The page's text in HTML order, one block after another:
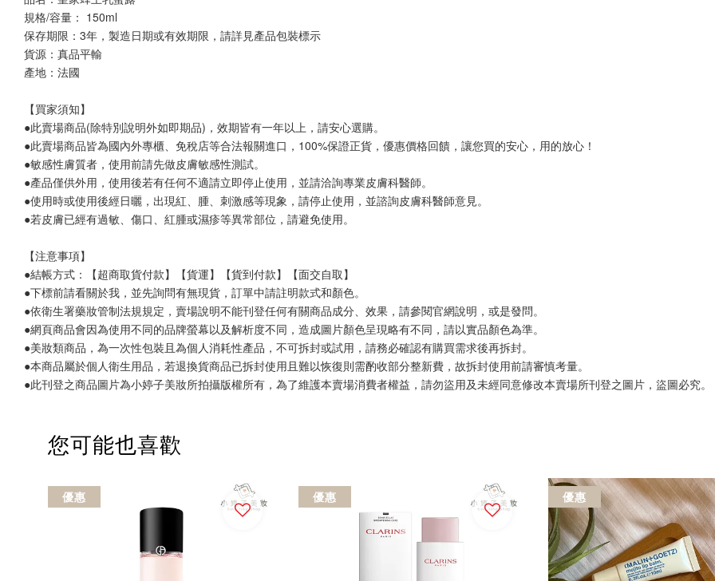
規格/容量： 150ml
保存期限：3年，製造日期或有效期限，請詳見產品包裝標示
貨源：真品平輸
產地：法國
【買家須知】
●此賣場商品(除特別說明外如即期品)，效期皆有一年以上，請安心選購。
●此賣場商品皆為國內外專櫃、免稅店等合法報關進口，100%保證正貨，優惠價格回饋，讓您買的安心，用的放心！
●敏感性膚質者，使用前請先做皮膚敏感性測試。
●產品僅供外用，使用後若有任何不適請立即停止使用，並請洽詢專業皮膚科醫師。
●使用時或使用後經日曬，出現紅、腫、刺激感等現象，請停止使用，並諮詢皮膚科醫師意見。
●若皮膚已經有過敏、傷口、紅腫或濕疹等異常部位，請避免使用。
【注意事項】
●結帳方式：【超商取貨付款】【貨運】【貨到付款】【面交自取】
●下標前請看關於我，並先詢問有無現貨，訂單中請註明款式和顏色。
●依衛生署藥妝管制法規規定，賣場說明不能刊登任何有關商品成分、效果，請參閱官網說明，或是發問。
●網頁商品會因為使用不同的品牌螢幕以及解析度不同，造成圖片顏色呈現略有不同，請以實品顏色為準。
●美妝類商品，為一次性包裝且為個人消耗性產品，不可拆封或試用，請務必確認有購買需求後再拆封。
●本商品屬於個人衛生用品，若退換貨商品已拆封使用且難以恢復則需酌收部分整新費，故拆封使用前請審慎考量。
●此刊登之商品圖片為小婷子美妝所拍攝版權所有，為了維護本賣場消費者權益，請勿盜用及未經同意修改本賣場所刊登之圖片，盜圖必究。
您可能也喜歡
優惠 優惠 優惠